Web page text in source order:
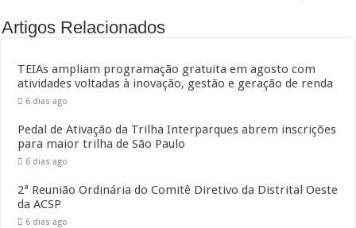
Artigos Relacionados
TEIAs ampliam programação gratuita em agosto com
atividades voltadas à inovação, gestão e geração de renda
6 dias ago
Pedal de Ativação da Trilha Interparques abrem inscrições
para maior trilha de São Paulo
6 dias ago
2ª Reunião Ordinária do Comitê Diretivo da Distrital Oeste
da ACSP
6 dias ago